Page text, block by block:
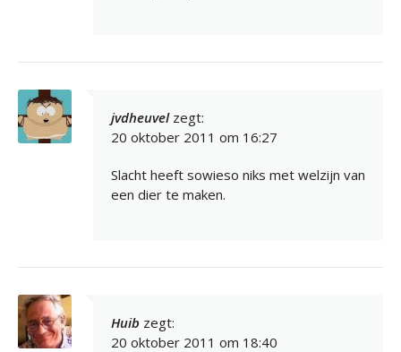
jvdheuvel zegt:
20 oktober 2011 om 16:27
Slacht heeft sowieso niks met welzijn van
een dier te maken.
Huib zegt:
20 oktober 2011 om 18:40